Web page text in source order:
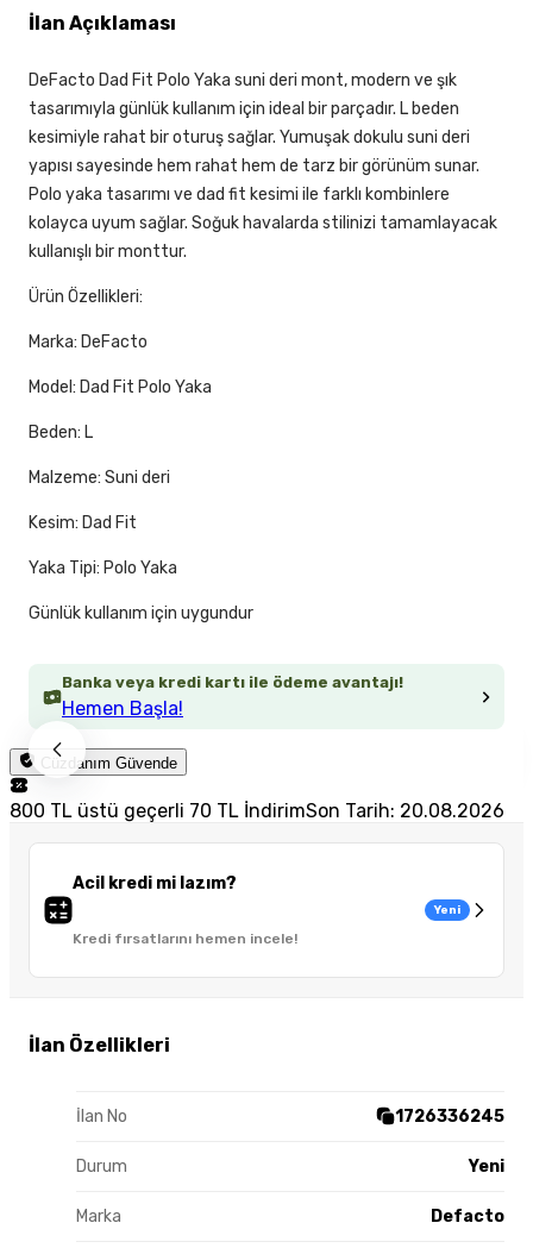
Banka veya kredi kartı ile ödeme avantajı!
Hemen Başla!
Cüzdanım Güvende
800 TL üstü geçerli 70 TL İndirimSon Tarih: 20.08.2026
Acil kredi mi lazım?
Kredi fırsatlarını hemen incele!
Yeni
İlan Özellikleri
İlan No 1726336245
Durum Yeni
Marka Defacto
İlan Açıklaması
DeFacto Dad Fit Polo Yaka suni deri mont, modern ve şık
tasarımıyla günlük kullanım için ideal bir parçadır. L beden
kesimiyle rahat bir oturuş sağlar. Yumuşak dokulu suni deri
yapısı sayesinde hem rahat hem de tarz bir görünüm sunar.
Polo yaka tasarımı ve dad fit kesimi ile farklı kombinlere
kolayca uyum sağlar. Soğuk havalarda stilinizi tamamlayacak
kullanışlı bir monttur.
Ürün Özellikleri:
Marka: DeFacto
Model: Dad Fit Polo Yaka
Beden: L
Malzeme: Suni deri
Kesim: Dad Fit
Yaka Tipi: Polo Yaka
Günlük kullanım için uygundur